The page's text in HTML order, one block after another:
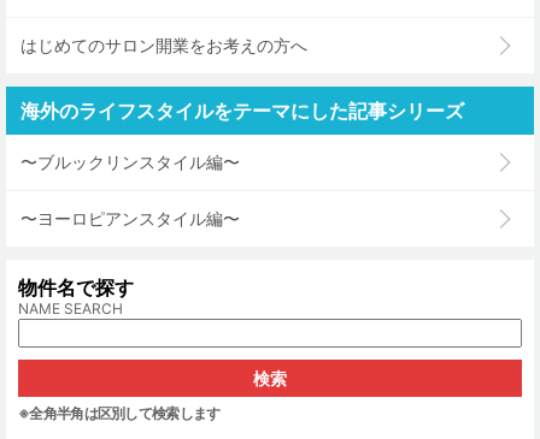
はじめてのサロン開業をお考えの方へ
海外のライフスタイルをテーマにした記事シリーズ
〜ブルックリンスタイル編〜
〜ヨーロピアンスタイル編〜
物件名で探す
NAME SEARCH
※全角半角は区別して検索します